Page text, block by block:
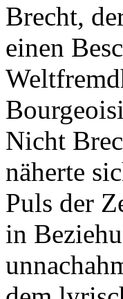
Brecht,
einen
Nicht
näherte
Puls der
in